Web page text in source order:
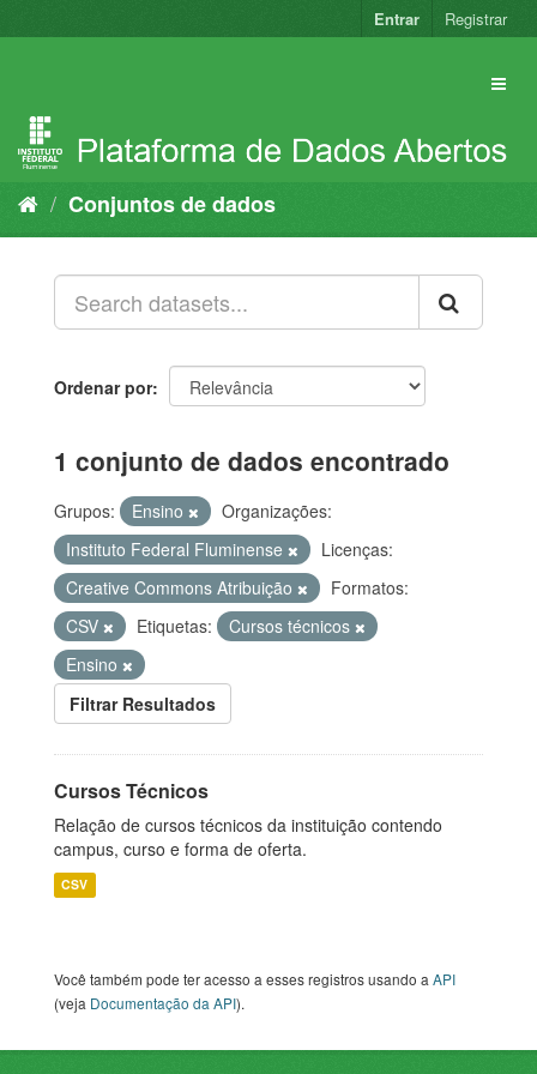
para
Entrar Registrar
Conjuntos de dados
Ordenar por
1 conjunto de dados encontrado
Grupos: Ensino
Organizações:
Instituto Federal Fluminense
Licenças:
Creative Commons Atribuição
Formatos:
CSV
Etiquetas:
Cursos técnicos
Ensino
Filtrar Resultados
Cursos Técnicos
Relação de cursos técnicos da instituição contendo
campus, curso e forma de oferta.
CSV
Você também pode ter acesso a esses registros usando aAPI
(veja Documentação da API).